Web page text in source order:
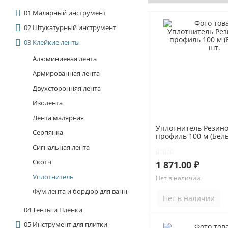
5. ЭЛЕКРОИНСТРУМЕНТ
Аккумуляторы и батарейки
Фонари
Удлинители
01 Малярный инструмент
02 Штукатурный инструмент
03 Клейкие ленты
Алюминиевая лента
Армированная лента
Двухсторонняя лента
Изолента
Лента малярная
Серпянка
Сигнальная лента
Скотч
Уплотнитель
Фум лента и бордюр для ванн
04 Тенты и Пленки
05 Инструмент для плитки
Уплотнитель
профиль 100 м
1 871.00 ₽
Нет в наличии
Нет в наличии